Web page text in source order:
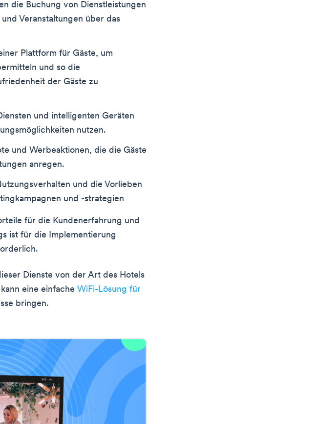
die Buchung von Dienstleistungen
Veranstaltungen über das
Plattform für Gäste, um
und so die
der Gäste zu
und intelligenten Geräten
nutzen.
und Werbeaktionen, die die Gäste
anregen.
und die Vorlieben
und -strategien
für die Kundenerfahrung und
ist für die Implementierung
Dienste von der Art des Hotels
eine einfache WiFi-Lösung für
bringen.